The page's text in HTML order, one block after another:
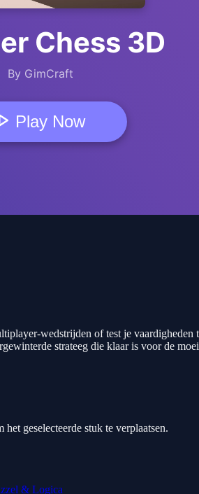
wedstrijden of test je
strateeg die klaar is voor de
geselecteerde stuk te verplaatsen.
& Logica